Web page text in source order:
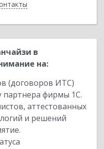
в
на:
(договоров ИТС)
партнера фирмы 1С.
аттестованных
и решений